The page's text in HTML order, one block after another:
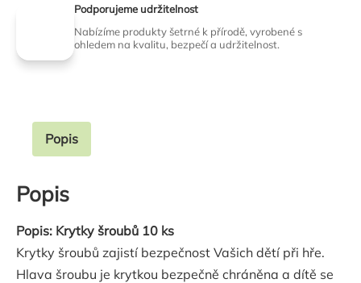
Podporujeme udržitelnost
Nabízíme produkty šetrné k přírodě, vyrobené s
ohledem na kvalitu, bezpečí a udržitelnost.
Popis
Popis
Popis: Krytky šroubů 10 ks
Krytky šroubů zajistí bezpečnost Vašich dětí při hře.
Hlava šroubu je krytkou bezpečně chráněna a dítě se